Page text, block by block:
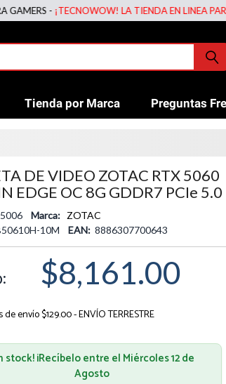
-¡TECNOWOW! LA TIENDA EN LINEA PARA
Tienda por Marca Preguntas
DE VIDEO ZOTAC RTX 5060
EDGE OC 8G GDDR7 PCIe 5.0
Marca: ZOTAC
10M EAN: 8886307700643
$8,161.00
envío $129.00 - ENVÍO TERRESTRE
stock! ¡Recíbelo entre el Miércoles 12 de
Agosto